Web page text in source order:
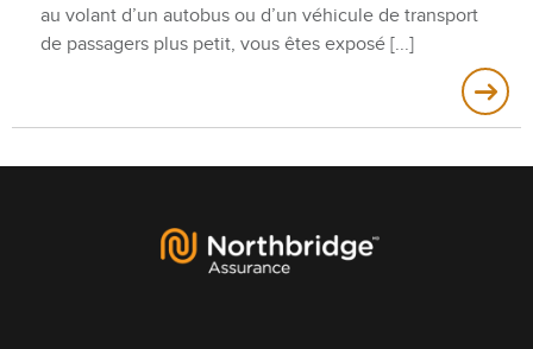
au volant d’un autobus ou d’un véhicule de transport
de passagers plus petit, vous êtes exposé